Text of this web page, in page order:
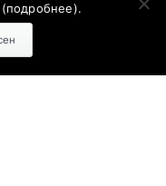
зарегистрировано
надзору
технологий и
решения о
подробнее).